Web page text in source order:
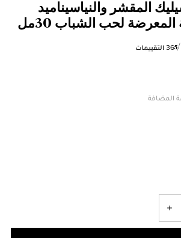
المقشر والنياسيناميد
لحب الشباب 30مل
/
536 التقييمات
المضافة